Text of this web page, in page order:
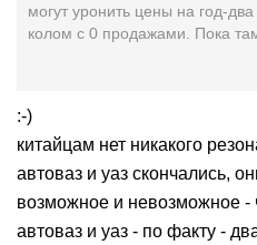
могут уронить цены на год-два
колом с 0 продажами. Пока
:-)
китайцам нет никакого
автоваз и уаз скончались,
возможное и невозможное -
автоваз и уаз - по факту -